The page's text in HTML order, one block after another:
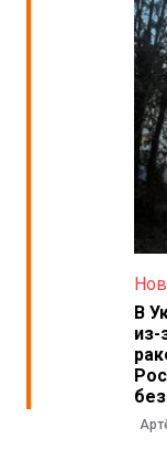
В
из-